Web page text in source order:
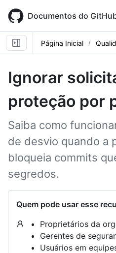
main
content
Documentos do
Página Inicial
Ignorar
proteção por
Saiba como
de desvio quando a
bloqueia commits
segredos.
Quem pode usar esse
Proprietários da
Gerentes de
Usuários em